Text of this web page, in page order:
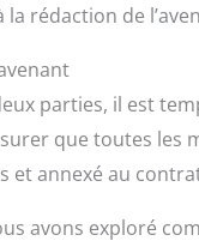
rédaction de
parties, il est
que toutes les
et annexé au
avons exploré